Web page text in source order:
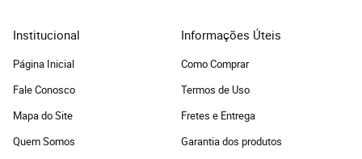
Institucional
Página Inicial
Fale Conosco
Mapa do Site
Quem Somos
Informações Úteis
Como Comprar
Termos de Uso
Fretes e Entrega
Garantia dos produtos